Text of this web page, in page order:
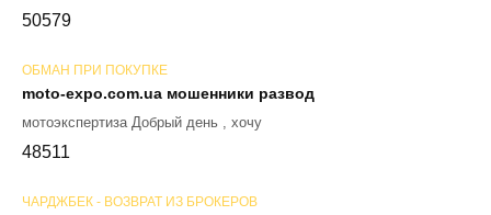
50579
ОБМАН ПРИ ПОКУПКЕ
moto-expo.com.ua мошенники развод
мотоэкспертиза Добрый день , хочу
48511
ЧАРДЖБЕК - ВОЗВРАТ ИЗ БРОКЕРОВ